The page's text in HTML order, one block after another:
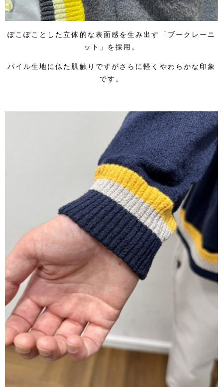
ぽこぽことした立体的な表面感を生み出す「ブークレーニ
ット」を採用。
パイル生地に似た肌触りですがさらに軽くやわらかな印象
です。